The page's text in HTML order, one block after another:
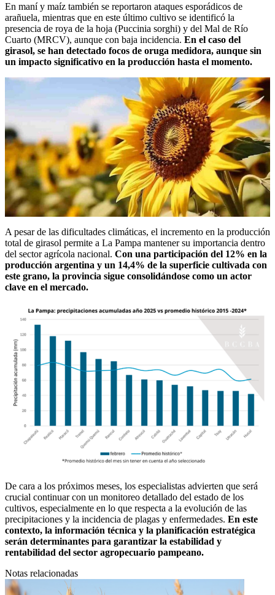
En maní y maíz también se reportaron ataques esporádicos de
arañuela, mientras que en este último cultivo se identificó la
presencia de roya de la hoja (Puccinia sorghi) y del Mal de Río
Cuarto (MRCV), aunque con baja incidencia. En el caso del
girasol, se han detectado focos de oruga medidora, aunque sin
un impacto significativo en la producción hasta el momento.
A pesar de las dificultades climáticas, el incremento en la producción
total de girasol permite a La Pampa mantener su importancia dentro
del sector agrícola nacional. Con una participación del 12% en la
producción argentina y un 14,4% de la superficie cultivada con
este grano, la provincia sigue consolidándose como un actor
clave en el mercado.
De cara a los próximos meses, los especialistas advierten que será
crucial continuar con un monitoreo detallado del estado de los
cultivos, especialmente en lo que respecta a la evolución de las
precipitaciones y la incidencia de plagas y enfermedades. En este
contexto, la información técnica y la planificación estratégica
serán determinantes para garantizar la estabilidad y
rentabilidad del sector agropecuario pampeano.
Notas relacionadas